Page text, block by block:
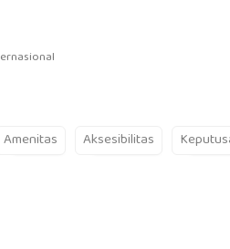
Amenitas Aksesibilitas